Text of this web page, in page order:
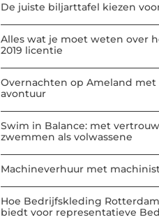
De juiste biljarttafel kiezen
Alles wat je moet weten over
2019 licentie
Overnachten op Ameland
avontuur
Swim in Balance: met
zwemmen als volwassene
Machineverhuur met
Hoe Bedrijfskleding
biedt voor representatieve